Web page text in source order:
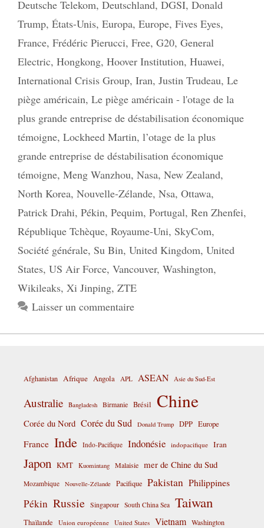
Deutsche Telekom, Deutschland, DGSI, Donald
Trump, États-Unis, Europa, Europe, Fives Eyes,
France, Frédéric Pierucci, Free, G20, General
Electric, Hongkong, Hoover Institution, Huawei,
International Crisis Group, Iran, Justin Trudeau, Le
piège américain, Le piège américain - l'otage de la
plus grande entreprise de déstabilisation économique
témoigne, Lockheed Martin, l’otage de la plus
grande entreprise de déstabilisation économique
témoigne, Meng Wanzhou, Nasa, New Zealand,
North Korea, Nouvelle-Zélande, Nsa, Ottawa,
Patrick Drahi, Pékin, Pequim, Portugal, Ren Zhenfei,
République Tchèque, Royaume-Uni, SkyCom,
Société générale, Su Bin, United Kingdom, United
States, US Air Force, Vancouver, Washington,
Wikileaks, Xi Jinping, ZTE
Laisser un commentaire
Afghanistan Afrique Angola APL ASEAN Asie du Sud-Est
Australie Bangladesh Birmanie Brésil Chine
Corée du Nord Corée du Sud Donald Trump DPP Europe
France Inde Indo-Pacifique Indonésie indopacifique Iran
Japon KMT Kuomintang Malaisie mer de Chine du Sud
Mozambique Nouvelle-Zélande Pacifique Pakistan Philippines
Pékin Russie Singapour South China Sea Taiwan
Thaïlande Union européenne United States Vietnam Washington